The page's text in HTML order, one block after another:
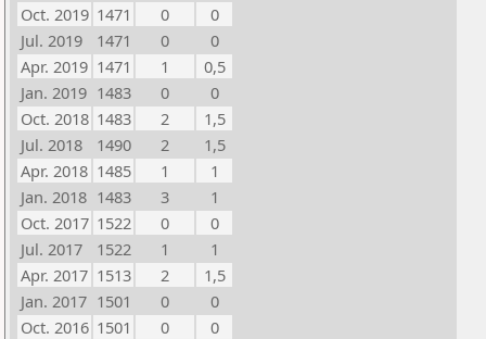
Oct. 2019 1471 0
0
Jul. 2019
1471 0
0
Apr. 2019 1471 1
0,5
Jan. 2019 1483 0
0
Oct. 2018 1483 2
1,5
Jul. 2018
1490 2
1,5
Apr. 2018 1485 1
1
Jan. 2018 1483 3
1
Oct. 2017 1522 0
0
Jul. 2017
1522 1
1
Apr. 2017 1513 2
1,5
Jan. 2017 1501 0
0
Oct. 2016 1501 0
0